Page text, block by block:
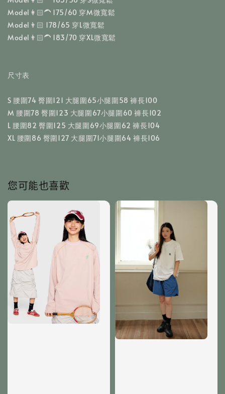
Model👩🏻‍🦱 175/60 穿M微寬鬆
Model👨🏻 178/65 穿L微寬鬆
Model👨🏻‍🦱 183/70 穿XL微寬鬆
尺寸表
S 腰圍74 臀圍121 大腿圍65小腿圍58 褲長100
M 腰圍78 臀圍123 大腿圍67小腿圍60 褲長102
L 腰圍82 臀圍125 大腿圍69小腿圍62 褲長104
XL 腰圍86 臀圍127 大腿圍71小腿圍64 褲長106
您可能也喜歡